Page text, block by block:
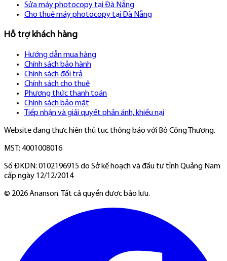
Sửa máy photocopy tại Đà Nẵng
Cho thuê máy photocopy tại Đà Nẵng
Hỗ trợ khách hàng
Hướng dẫn mua hàng
Chính sách bảo hành
Chính sách đổi trả
Chính sách cho thuê
Phương thức thanh toán
Chính sách bảo mật
Tiếp nhận và giải quyết phản ánh, khiếu nại
Website đang thực hiện thủ tục thông báo với Bộ Công Thương.
MST: 4001008016
Số ĐKDN: 0102196915 do Sở kế hoạch và đầu tư tỉnh Quảng Nam
cấp ngày 12/12/2014
© 2026Ananson. Tất cả quyền được bảo lưu.